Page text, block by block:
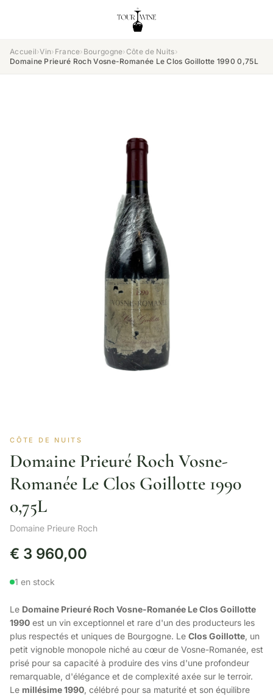
Accueil›Vin› France› Bourgogne›Côte de Nuits›
Domaine Prieuré Roch Vosne-Romanée Le Clos Goillotte 1990 0,75L
CÔTE DE NUITS
Domaine Prieuré Roch Vosne-
Romanée Le Clos Goillotte 1990
0,75L
Domaine Prieure Roch
€ 3 960,00
1 en stock
Le Domaine Prieuré Roch Vosne-Romanée Le Clos Goillotte
1990 est un vin exceptionnel et rare d'un des producteurs les
plus respectés et uniques de Bourgogne. Le Clos Goillotte, un
petit vignoble monopole niché au cœur de Vosne-Romanée, est
prisé pour sa capacité à produire des vins d'une profondeur
remarquable, d'élégance et de complexité axée sur le terroir.
Le millésime 1990, célébré pour sa maturité et son équilibre